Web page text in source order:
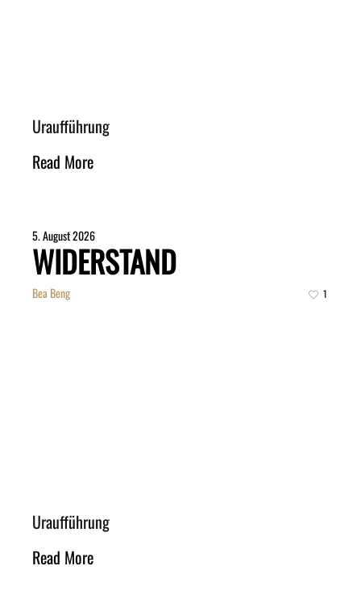
Uraufführung
Read More
5. August 2026
WIDERSTAND
Bea Beng 1
Uraufführung
Read More